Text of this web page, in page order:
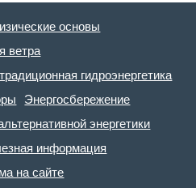
основы
ветра
гидроэнергетика
Энергосбережение
энергетики
информация
на сайте